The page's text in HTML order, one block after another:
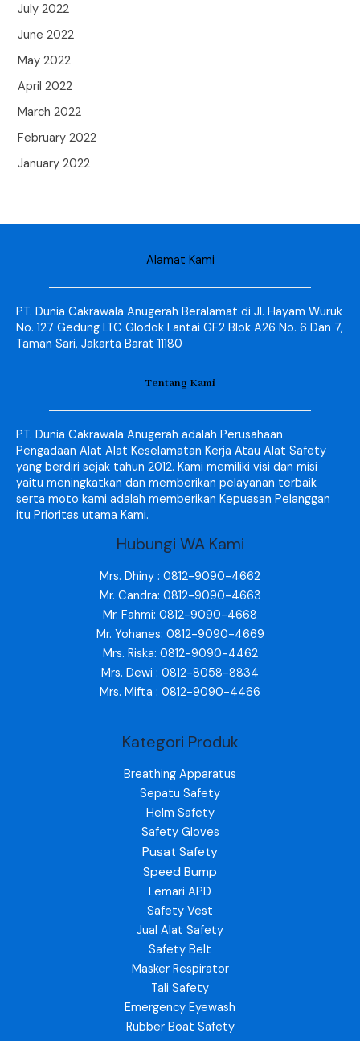
July 2022
June 2022
May 2022
April 2022
March 2022
February 2022
January 2022
Alamat Kami
PT. Dunia Cakrawala Anugerah Beralamat di Jl. Hayam Wuruk
No. 127 Gedung LTC Glodok Lantai GF2 Blok A26 No. 6 Dan 7,
Taman Sari, Jakarta Barat 11180
Tentang Kami
PT. Dunia Cakrawala Anugerah adalah Perusahaan
Pengadaan Alat Alat Keselamatan Kerja Atau Alat Safety
yang berdiri sejak tahun 2012. Kami memiliki visi dan misi
yaitu meningkatkan dan memberikan pelayanan terbaik
serta moto kami adalah memberikan Kepuasan Pelanggan
itu Prioritas utama Kami.
Hubungi WA Kami
Mrs. Dhiny : 0812-9090-4662
Mr. Candra: 0812-9090-4663
Mr. Fahmi: 0812-9090-4668
Mr. Yohanes: 0812-9090-4669
Mrs. Riska: 0812-9090-4462
Mrs. Dewi : 0812-8058-8834
Mrs. Mifta : 0812-9090-4466
Kategori Produk
Breathing Apparatus
Sepatu Safety
Helm Safety
Safety Gloves
Pusat Safety
Speed Bump
Lemari APD
Safety Vest
Jual Alat Safety
Safety Belt
Masker Respirator
Tali Safety
Emergency Eyewash
Rubber Boat Safety